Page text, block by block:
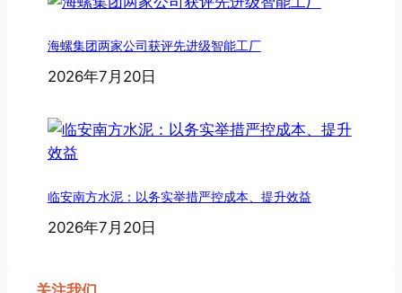
海螺集团两家公司获评先进级智能工厂
2026年7月20日
临安南方水泥：以务实举措严控成本、提升效益
2026年7月20日